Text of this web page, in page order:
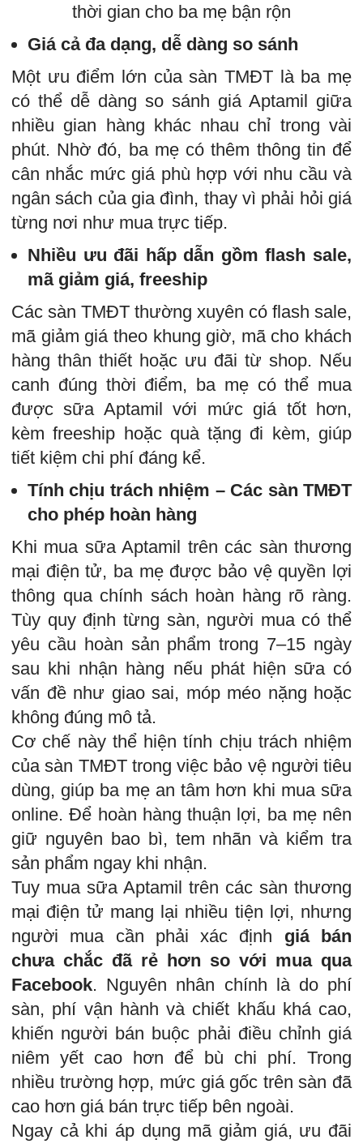
thời gian cho ba mẹ bận rộn
Giá cả đa dạng, dễ dàng so sánh
Một ưu điểm lớn của sàn TMĐT là ba mẹ
có thể dễ dàng so sánh giá Aptamil giữa
nhiều gian hàng khác nhau chỉ trong vài
phút. Nhờ đó, ba mẹ có thêm thông tin để
cân nhắc mức giá phù hợp với nhu cầu và
ngân sách của gia đình, thay vì phải hỏi giá
từng nơi như mua trực tiếp.
Nhiều ưu đãi hấp dẫn gồm flash sale,
mã giảm giá, freeship
Các sàn TMĐT thường xuyên có flash sale,
mã giảm giá theo khung giờ, mã cho khách
hàng thân thiết hoặc ưu đãi từ shop. Nếu
canh đúng thời điểm, ba mẹ có thể mua
được sữa Aptamil với mức giá tốt hơn,
kèm freeship hoặc quà tặng đi kèm, giúp
tiết kiệm chi phí đáng kể.
Tính chịu trách nhiệm – Các sàn TMĐT
cho phép hoàn hàng
Khi mua sữa Aptamil trên các sàn thương
mại điện tử, ba mẹ được bảo vệ quyền lợi
thông qua chính sách hoàn hàng rõ ràng.
Tùy quy định từng sàn, người mua có thể
yêu cầu hoàn sản phẩm trong 7–15 ngày
sau khi nhận hàng nếu phát hiện sữa có
vấn đề như giao sai, móp méo nặng hoặc
không đúng mô tả.
Cơ chế này thể hiện tính chịu trách nhiệm
của sàn TMĐT trong việc bảo vệ người tiêu
dùng, giúp ba mẹ an tâm hơn khi mua sữa
online. Để hoàn hàng thuận lợi, ba mẹ nên
giữ nguyên bao bì, tem nhãn và kiểm tra
sản phẩm ngay khi nhận.
Tuy mua sữa Aptamil trên các sàn thương
mại điện tử mang lại nhiều tiện lợi, nhưng
người mua cần phải xác định giá bán
chưa chắc đã rẻ hơn so với mua qua
Facebook. Nguyên nhân chính là do phí
sàn, phí vận hành và chiết khấu khá cao,
khiến người bán buộc phải điều chỉnh giá
niêm yết cao hơn để bù chi phí. Trong
nhiều trường hợp, mức giá gốc trên sàn đã
cao hơn giá bán trực tiếp bên ngoài.
Ngay cả khi áp dụng mã giảm giá, ưu đãi